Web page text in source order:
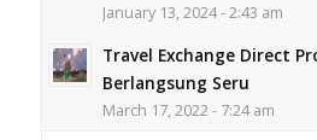
January 13, 2024 - 2:43 am
Travel Exchange Direct
Berlangsung Seru
March 17, 2022 - 7:24 am